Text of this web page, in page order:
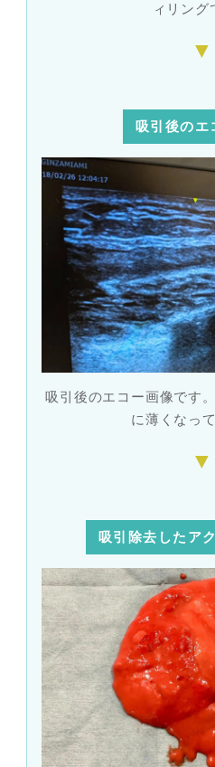
ィリング
吸引後のエ
吸引後のエコー画像です
に薄くなっ
吸引除去したア